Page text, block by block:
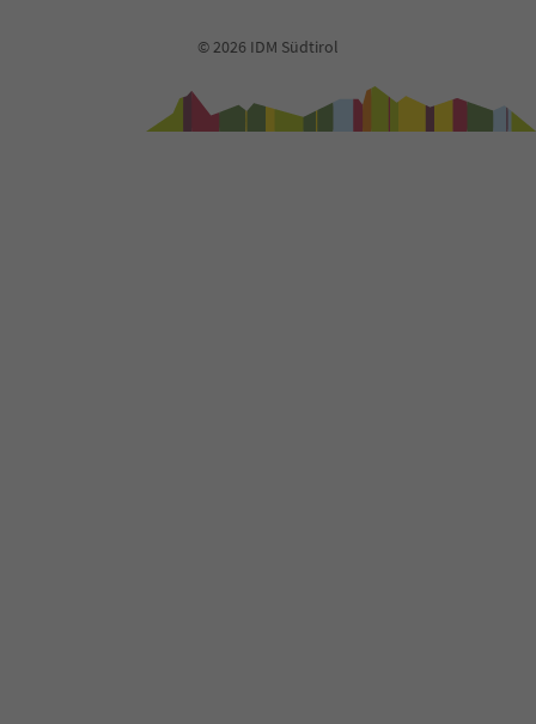
© 2026 IDM Südtirol